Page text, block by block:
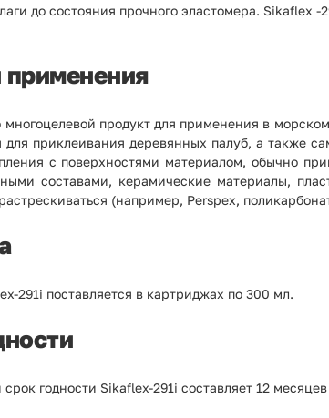
до состояния прочного эластомера. Sikaflex
применения
многоцелевой продукт для применения в
для приклеивания деревянных палуб, а также
с поверхностями материалом, обычно
составами, керамические материалы,
(например, Perspex,
291i поставляется в картриджах по 300 мл.
годности Sikaflex-291i составляет 12